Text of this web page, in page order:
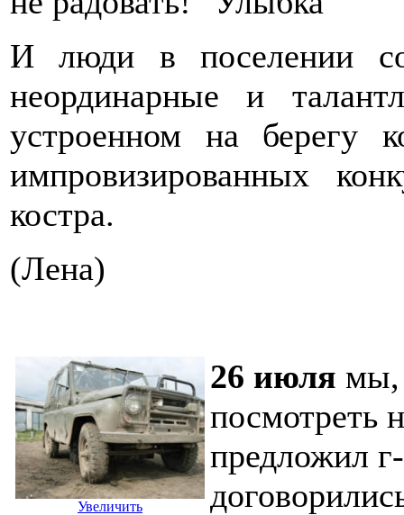
И люди в поселении
неординарные и
устроенном на берегу
импровизированных
костра.
(Лена)
Увеличить
26 июля мы,
посмотреть
предложил